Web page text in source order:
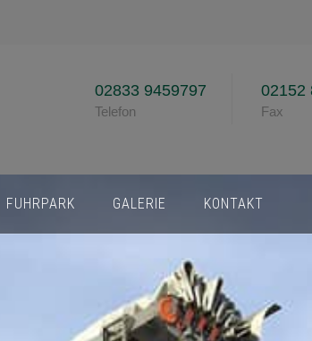
02833 9459797
Telefon
02152
Fax
FUHRPARK GALERIE KONTAKT